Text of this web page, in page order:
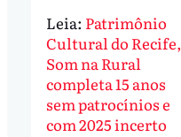
Leia: Patrimônio
Cultural do Recife,
Som na Rural
completa 15 anos
sem patrocínios e
com 2025 incerto